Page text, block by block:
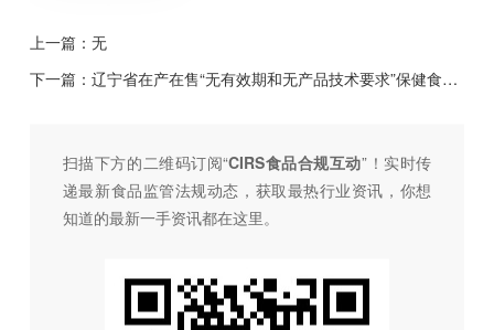
上一篇：无
下一篇： 辽宁省在产在售“无有效期和无产品技术要求”保健食品集中换证工作实施方案
扫描下方的二维码订阅“CIRS食品合规互动”！ 实时传
递最新食品监管法规动态，获取最热行业资讯， 你想
知道的最新一手资讯都在这里。